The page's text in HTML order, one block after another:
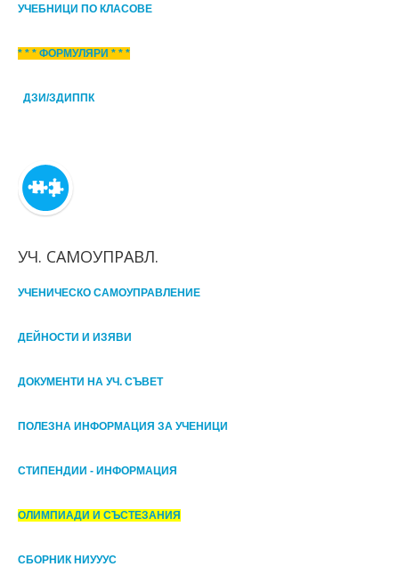
УЧЕБНИЦИ ПО КЛАСОВЕ
* * * ФОРМУЛЯРИ * * *
ДЗИ/ЗДИППК
УЧ. САМОУПРАВЛ.
УЧЕНИЧЕСКО САМОУПРАВЛЕНИЕ
ДЕЙНОСТИ И ИЗЯВИ
ДОКУМЕНТИ НА УЧ. СЪВЕТ
ПОЛЕЗНА ИНФОРМАЦИЯ ЗА УЧЕНИЦИ
СТИПЕНДИИ - ИНФОРМАЦИЯ
ОЛИМПИАДИ И СЪСТЕЗАНИЯ
СБОРНИК НИУУУС